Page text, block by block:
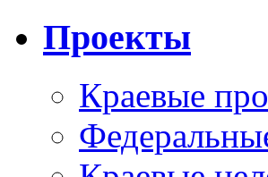
Проекты
Краевые